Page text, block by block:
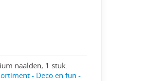
naalden, 1 stuk.
- Deco en fun -